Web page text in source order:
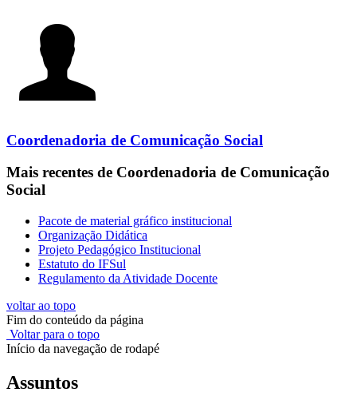
Coordenadoria de Comunicação Social
Mais recentes de Coordenadoria de Comunicação
Social
Pacote de material gráfico institucional
Organização Didática
Projeto Pedagógico Institucional
Estatuto do IFSul
Regulamento da Atividade Docente
voltar ao topo
Fim do conteúdo da página
Voltar para o topo
Início da navegação de rodapé
Assuntos